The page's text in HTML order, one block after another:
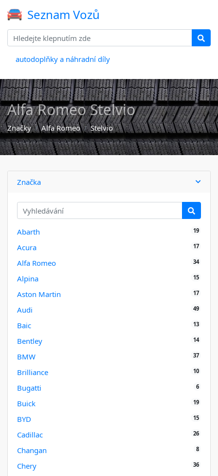
Seznam Vozů
autodoplňky a náhradní díly
Alfa Romeo Stelvio
Značky Alfa Romeo Stelvio
Značka
Abarth 19
Acura 17
Alfa Romeo 34
Alpina 15
Aston Martin 17
Audi 49
Baic 13
Bentley 14
BMW 37
Brilliance 10
Bugatti 6
Buick 19
BYD 15
Cadillac 26
Changan 8
Chery 36